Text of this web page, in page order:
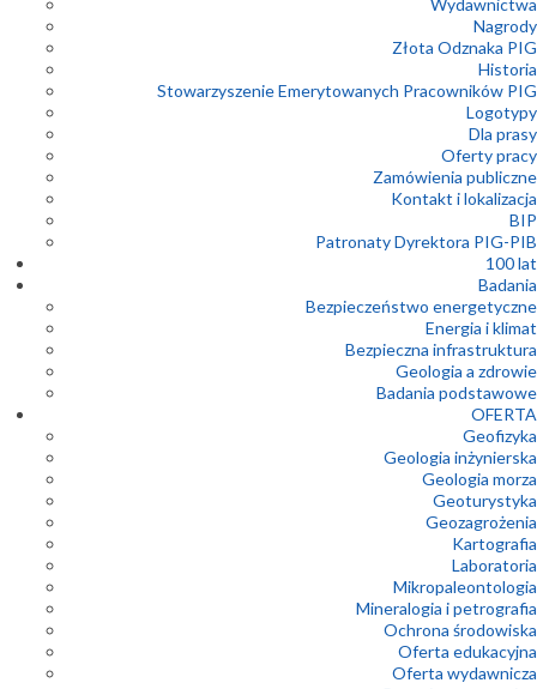
Wydawnictwa
Nagrody
Złota Odznaka PIG
Historia
Stowarzyszenie Emerytowanych Pracowników PIG
Logotypy
Dla prasy
Oferty pracy
Zamówienia publiczne
Kontakt i lokalizacja
BIP
Patronaty Dyrektora PIG-PIB
100 lat
Badania
Bezpieczeństwo energetyczne
Energia i klimat
Bezpieczna infrastruktura
Geologia a zdrowie
Badania podstawowe
OFERTA
Geofizyka
Geologia inżynierska
Geologia morza
Geoturystyka
Geozagrożenia
Kartografia
Laboratoria
Mikropaleontologia
Mineralogia i petrografia
Ochrona środowiska
Oferta edukacyjna
Oferta wydawnicza